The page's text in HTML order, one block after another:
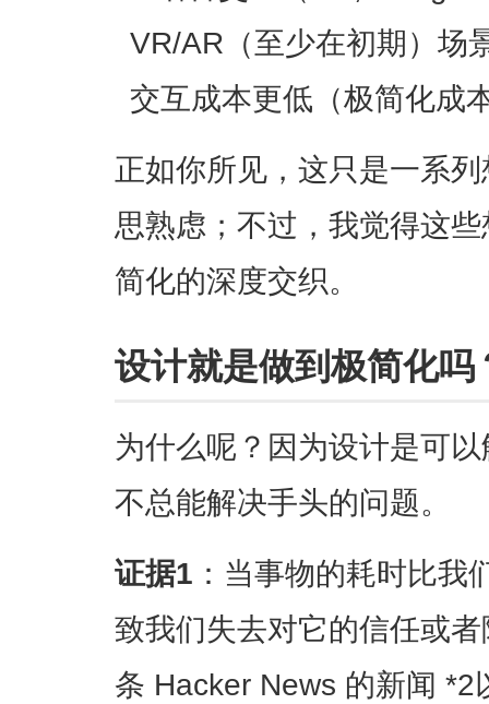
VR/AR（至少在初期）场
交互成本更低（极简化成
正如你所见，这只是一系
思熟虑；不过，我觉得这
简化的深度交织。
设计就是做到极简化吗
为什么呢？因为设计是可
不总能解决手头的问题。
证据1 ：当事物的耗时比我
致我们失去对它的信任或
条 Hacker News 的新闻